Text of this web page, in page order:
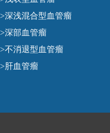
>深浅混合型血管瘤
>深部血管瘤
>不消退型血管瘤
>肝血管瘤